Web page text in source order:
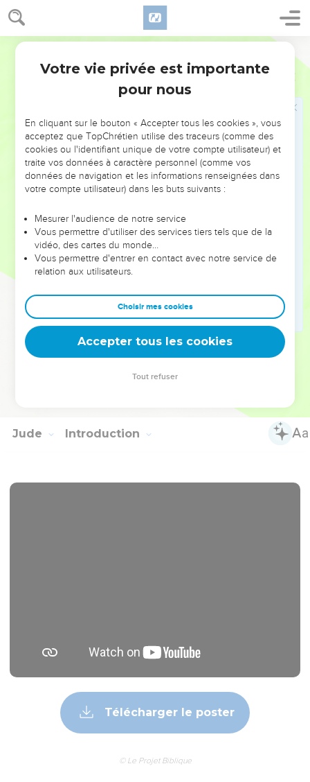
3 Jean 1
attentifs à sa manière d’agir. Il tient de méchants propos
contre nous et répand toutes sortes d’accusations
mensongères sur notre compte. Non content de cela, il
refuse de recevoir nos frères et, le comble : ceux qui
Cher ami, ne suis pas le mauvais exemple, mais recherche
le bien. Celui qui pratique le bien est un enfant de Dieu ;
celui qui commet le mal prouve qu’il ne sait rien de Dieu.
Quant à Démétrius, tout le monde en dit du bien. Et ils
disent vrai. Nous aussi, nous lui rendons un bon témoignage
Salutations finales
J’aurais bien des choses à te raconter, mais je ne veux pas
les confier à l’encre et à la plume.
J’espère te voir bientôt et alors, nous pourrons nous
entretenir de vive voix.
Que la paix soit avec toi. Tes amis te saluent. Salue les
nôtres, chacun personnellement. :::::
Jude Introduction
Télécharger le poster
© Le Projet Biblique
Votre vie privée est importante
pour nous
En cliquant sur le bouton « Accepter tous les cookies », vous
acceptez que TopChrétien utilise des traceurs (comme des
cookies ou l'identifiant unique de votre compte utilisateur) et
traite vos données à caractère personnel (comme vos
données de navigation et les informations renseignées dans
votre compte utilisateur) dans les buts suivants :
Mesurer l'audience de notre service
Vous permettre d'utiliser des services tiers tels que de la
vidéo, des cartes du monde…
Vous permettre d'entrer en contact avec notre service de
relation aux utilisateurs.
Choisir mes cookies
Accepter tous les cookies
Tout refuser